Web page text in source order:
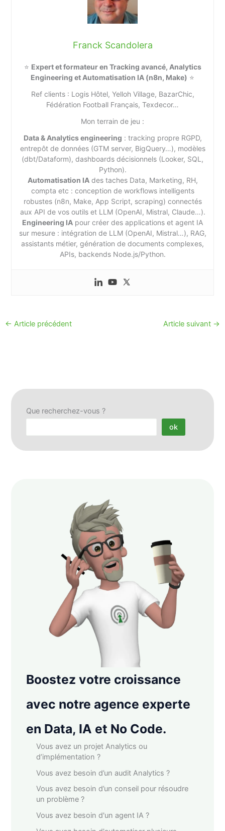
Franck Scandolera
⭐ Expert et formateur en Tracking avancé, Analytics
Engineering et Automatisation IA (n8n, Make) ⭐
Ref clients : Logis Hôtel, Yelloh Village, BazarChic,
Fédération Football Français, Texdecor…
Mon terrain de jeu :
Data & Analytics engineering : tracking propre RGPD,
entrepôt de données (GTM server, BigQuery…), modèles
(dbt/Dataform), dashboards décisionnels (Looker, SQL,
Python).
Automatisation IAdes taches Data, Marketing, RH,
compta etc : conception de workflows intelligents
robustes (n8n, Make, App Script, scraping) connectés
aux API de vos outils et LLM (OpenAI, Mistral, Claude…).
Engineering IA pour créer des applications et agent IA
sur mesure : intégration de LLM (OpenAI, Mistral…), RAG,
assistants métier, génération de documents complexes,
APIs, backends Node.js/Python.
← Article précédent Article suivant →
Que recherchez-vous ?
ok
Boostez votre croissance
avec notre agence experte
en Data, IA et No Code.
Vous avez un projet Analytics ou
d’implémentation ?
Vous avez besoin d’un audit Analytics ?
Vous avez besoin d’un conseil pour résoudre
un problème ?
Vous avez besoin d'un agent IA ?